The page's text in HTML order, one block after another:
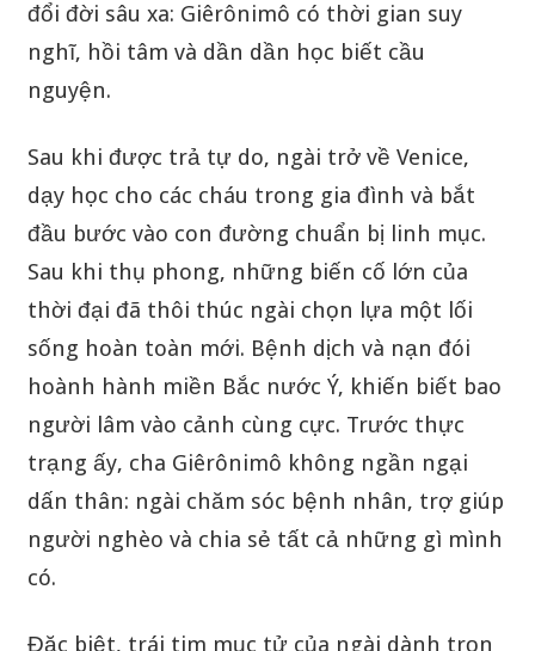
đổi đời sâu xa: Giêrônimô có thời gian suy
nghĩ, hồi tâm và dần dần học biết cầu
nguyện.
Sau khi được trả tự do, ngài trở về Venice,
dạy học cho các cháu trong gia đình và bắt
đầu bước vào con đường chuẩn bị linh mục.
Sau khi thụ phong, những biến cố lớn của
thời đại đã thôi thúc ngài chọn lựa một lối
sống hoàn toàn mới. Bệnh dịch và nạn đói
hoành hành miền Bắc nước Ý, khiến biết bao
người lâm vào cảnh cùng cực. Trước thực
trạng ấy, cha Giêrônimô không ngần ngại
dấn thân: ngài chăm sóc bệnh nhân, trợ giúp
người nghèo và chia sẻ tất cả những gì mình
có.
Đặc biệt, trái tim mục tử của ngài dành trọn